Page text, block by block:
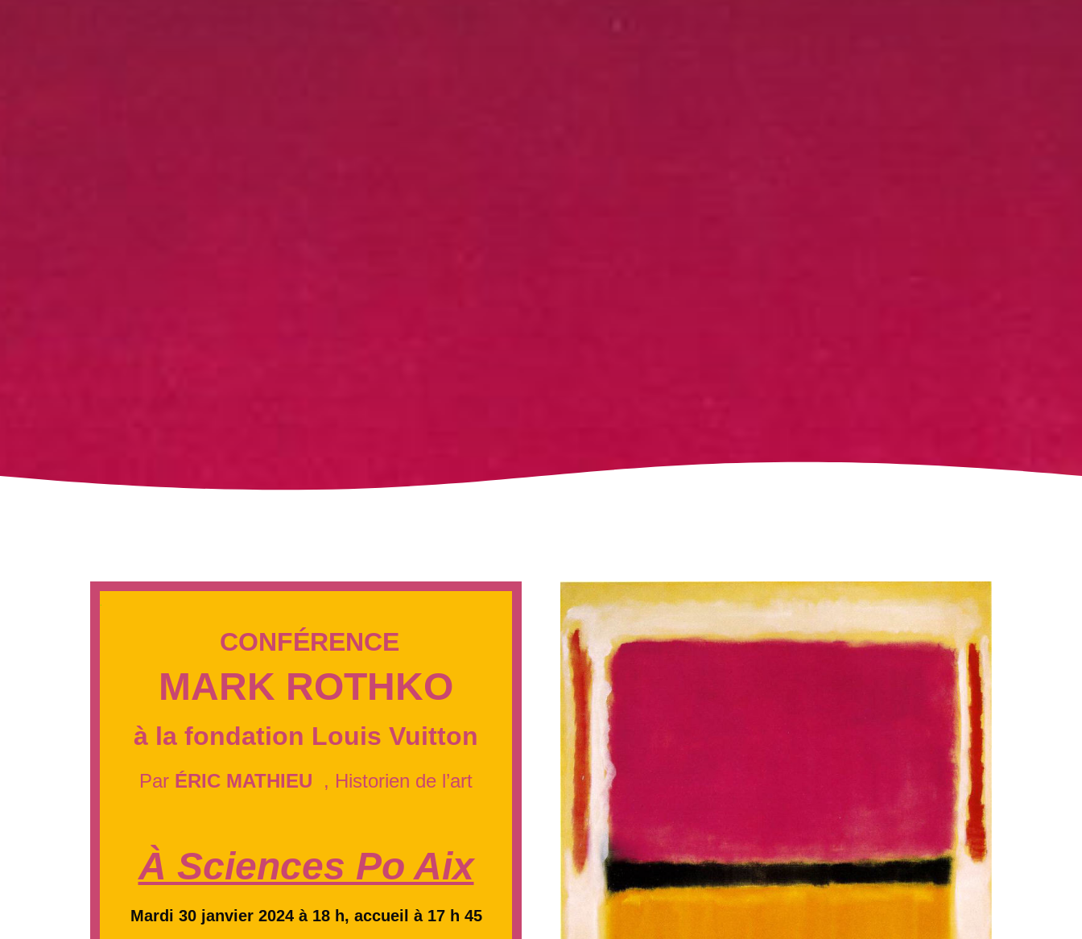
.
CONFÉRENCE
MARK ROTHKO
à la fondation Louis Vuitton
Par ÉRIC MATHIEU , Historien de l’art
À Sciences Po Aix
Mardi 30 janvier 2024 à 18 h, accueil à 17 h 45